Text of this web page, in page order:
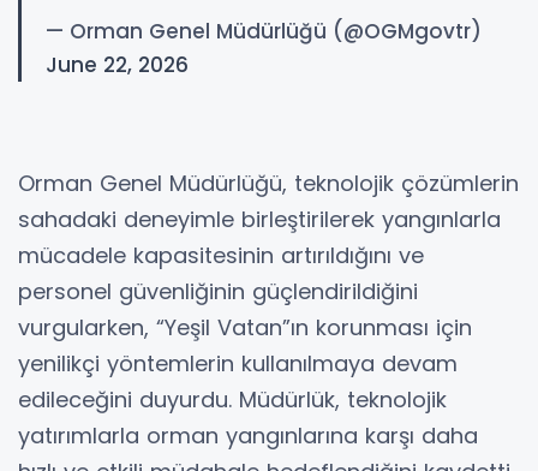
— Orman Genel Müdürlüğü (@OGMgovtr)
June 22, 2026
Orman Genel Müdürlüğü, teknolojik çözümlerin
sahadaki deneyimle birleştirilerek yangınlarla
mücadele kapasitesinin artırıldığını ve
personel güvenliğinin güçlendirildiğini
vurgularken, “Yeşil Vatan”ın korunması için
yenilikçi yöntemlerin kullanılmaya devam
edileceğini duyurdu. Müdürlük, teknolojik
yatırımlarla orman yangınlarına karşı daha